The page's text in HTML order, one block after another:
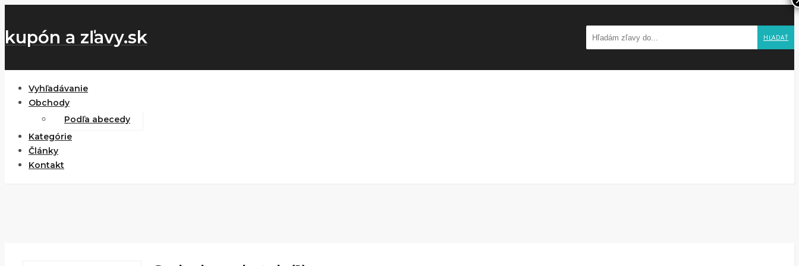
kupón a zľavy.sk HĽADAŤ
Vyhľadávanie
Obchody
Podľa abecedy
Kategórie
Články
Kontakt